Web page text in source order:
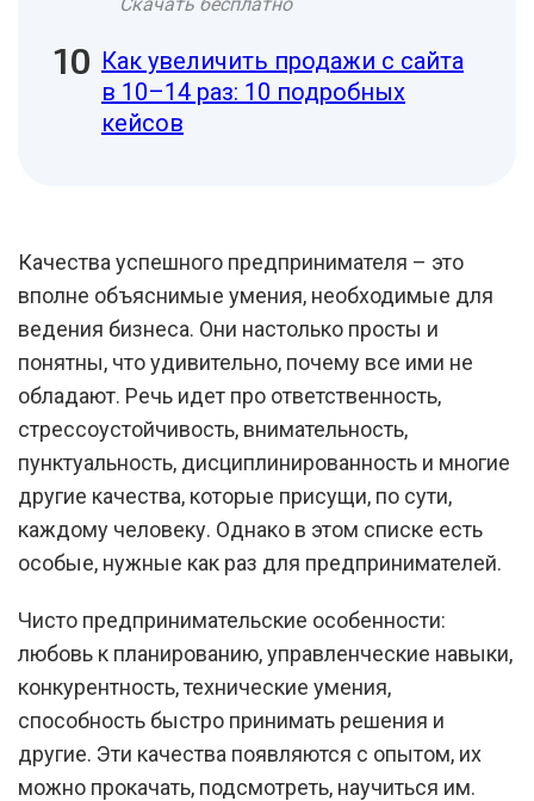
Как увеличить продажи с сайта
в 10–14 раз: 10 подробных
кейсов
Качества успешного предпринимателя – это
вполне объяснимые умения, необходимые для
ведения бизнеса. Они настолько просты и
понятны, что удивительно, почему все ими не
обладают. Речь идет про ответственность,
стрессоустойчивость, внимательность,
пунктуальность, дисциплинированность и многие
другие качества, которые присущи, по сути,
каждому человеку. Однако в этом списке есть
особые, нужные как раз для предпринимателей.
Чисто предпринимательские особенности:
любовь к планированию, управленческие навыки,
конкурентность, технические умения,
способность быстро принимать решения и
другие. Эти качества появляются с опытом, их
можно прокачать, подсмотреть, научиться им.